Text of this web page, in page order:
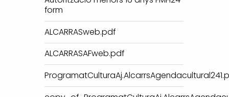
form
ALCARRASweb.pdf
ALCARRASAFweb.pdf